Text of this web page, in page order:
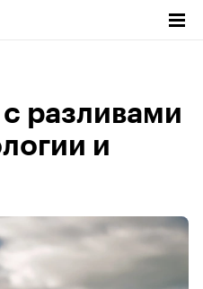
разливами
и